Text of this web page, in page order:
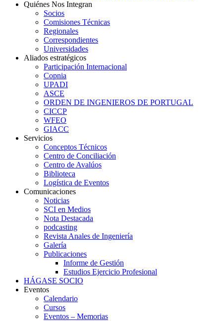
Quiénes Nos Integran
Socios
Comisiones Técnicas
Regionales
Correspondientes
Universidades
Aliados estratégicos
Participación Internacional
Copnia
UPADI
ASCE
ORDEN DE INGENIEROS DE PORTUGAL
CICCP
WFEO
GIACC
Servicios
Conceptos Técnicos
Centro de Conciliación
Centro de Avalúos
Biblioteca
Logística de Eventos
Comunicaciones
Noticias
SCI en Medios
Nota Destacada
podcasting
Revista Anales de Ingeniería
Galería
Publicaciones
Informe de Gestión
Estudios Ejercicio Profesional
HÁGASE SOCIO
Eventos
Calendario
Cursos
Eventos – Memorias